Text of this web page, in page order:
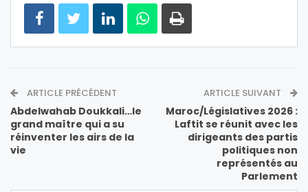
ARTICLE PRÉCÉDENT
Abdelwahab Doukkali…le
grand maître qui a su
réinventer les airs de la
vie
ARTICLE SUIVANT
Maroc/Législatives 2026 :
Laftit se réunit avec les
dirigeants des partis
politiques non
représentés au
Parlement